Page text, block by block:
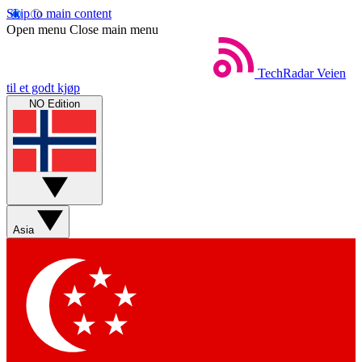
Skip to main content
Open menu Close main menu
TechRadar Veien
til et godt kjøp
NO Edition
Asia